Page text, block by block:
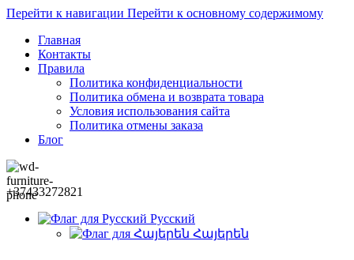
Перейти к навигации Перейти к основному содержимому
Главная
Контакты
Правила
Политика конфиденциальности
Политика обмена и возврата товара
Условия использования сайта
Политика отмены заказа
Блог
+37433272821
Русский
Հայերեն